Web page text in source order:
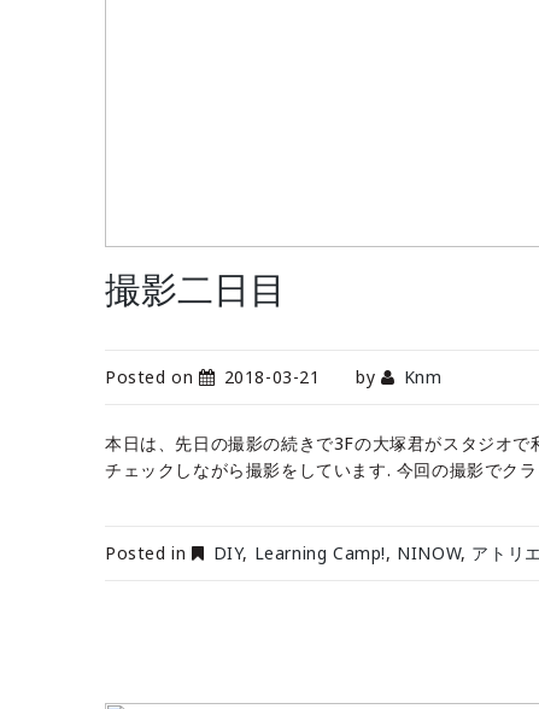
撮影二日目
Posted on 2018-03-21 by Knm
本日は、先日の撮影の続きで3Fの大塚君がスタジオ
チェックしながら撮影をしています. 今回の撮影でク
Posted in DIY, Learning Camp!, NINOW, アトリ